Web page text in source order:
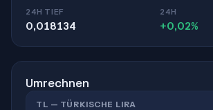
24H TIEF
0,018134
24H
+0,02%
Umrechnen
TL — TÜRKISCHE LIRA